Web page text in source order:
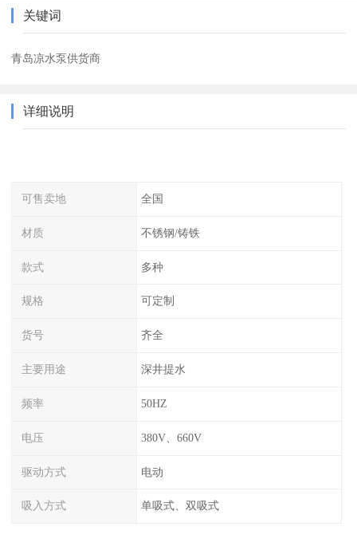
关键词
青岛凉水泵供货商
详细说明
可售卖地 全国
材质 不锈钢/铸铁
款式 多种
规格 可定制
货号 齐全
主要用途 深井提水
频率 50HZ
电压 380V、660V
驱动方式 电动
吸入方式 单吸式、双吸式